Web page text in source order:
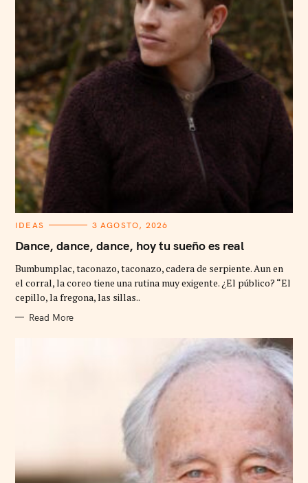
C
T
E
O
R
I
E
IDEAS 3 AGOSTO, 2026
Dance, dance, dance, hoy tu sueño es real
Bumbumplac, taconazo, taconazo, cadera de serpiente. Aun en
el corral, la coreo tiene una rutina muy exigente. ¿El público? “El
cepillo, la fregona, las sillas..
Read More